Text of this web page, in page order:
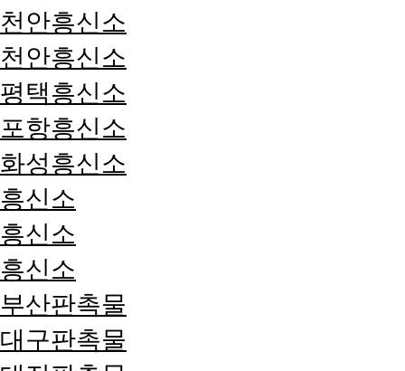
천안흥신소
천안흥신소
평택흥신소
포항흥신소
화성흥신소
흥신소
흥신소
흥신소
부산판촉물
대구판촉물